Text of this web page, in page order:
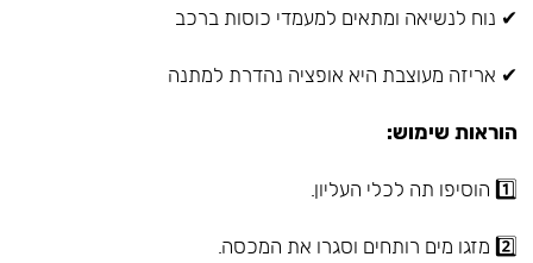
✔ נוח לנשיאה ומתאים למעמדי כוסות ברכב
✔ אריזה מעוצבת היא אופציה נהדרת למתנה
הוראות שימוש:
1️⃣ הוסיפו תה לכלי העליון.
2️⃣ מזגו מים רותחים וסגרו את המכסה.